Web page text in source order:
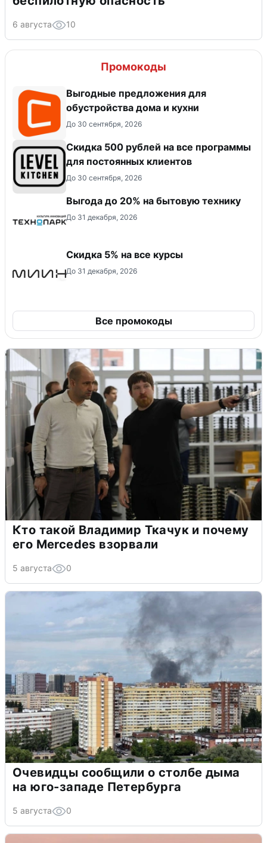
6 августа 10
Промокоды
Выгодные предложения для
обустройства дома и кухни
До 30 сентября, 2026
Скидка 500 рублей на все программы
для постоянных клиентов
До 30 сентября, 2026
Выгода до 20% на бытовую технику
До 31 декабря, 2026
Скидка 5% на все курсы
До 31 декабря, 2026
Все промокоды
Кто такой Владимир Ткачук и почему
его Mercedes взорвали
5 августа 0
Очевидцы сообщили о столбе дыма
на юго-западе Петербурга
5 августа 0